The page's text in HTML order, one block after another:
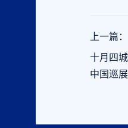
上一篇：
十月四
中国巡